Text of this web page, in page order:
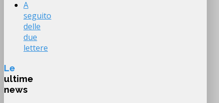
A
seguito
delle
due
lettere
Le
ultime
news